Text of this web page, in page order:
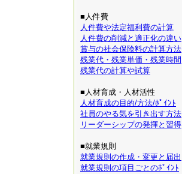
■人件費
人件費や法定福利費の計算
人件費の削減と適正化の違い
賞与の社会保険料の計算方法
残業代・残業単価・残業時間
残業代の計算や試算
■人材育成・人材活性
人材育成の目的/方法/ﾎﾟｲﾝﾄ
社員のやる気を引き出す方法
リーダーシップの発揮と習得
■就業規則
就業規則の作成・変更と届出
就業規則の項目ごとのﾎﾟｲﾝﾄ